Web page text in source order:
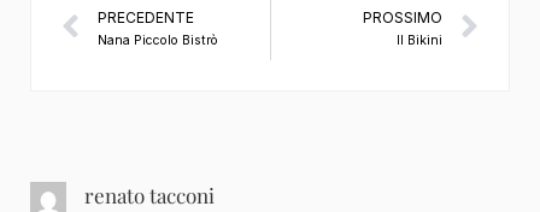
PRECEDENTE
Nana Piccolo Bistrò
PROSSIMO
Il Bikini
renato tacconi